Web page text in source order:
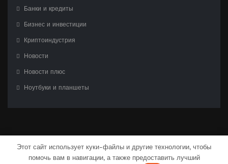
Банки и кредиты
Бизнес и инвестиции
Криптоиндустрия
Новости
Новости плюс
Ноутбуки и планшеты
С гордостью созлано наWordPress| Тема:CloudPress Dark
Этот сайт использует куки-файлы и другие технологии, чтобы
помочь вам в навигации, а также предоставить лучший